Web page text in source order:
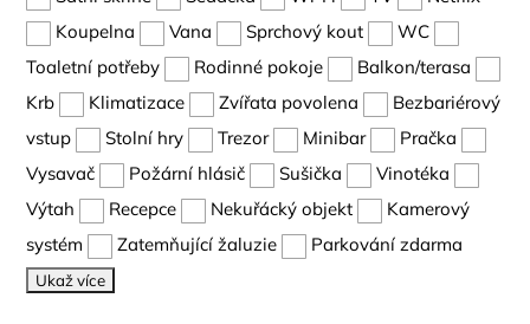
Koupelna
Vana Sprchový kout
WC
Toaletní potřeby
Rodinné pokoje
Balkon/terasa
Krb
Klimatizace Zvířata povolena
Bezbariérový
vstup
Stolní hry Trezor Minibar
Pračka
Vysavač
Požární hlásič Sušička
Vinotéka
Výtah
Recepce Nekuřácký objekt
Kamerový
systém
Zatemňující žaluzie Parkování zdarma
Ukaž více